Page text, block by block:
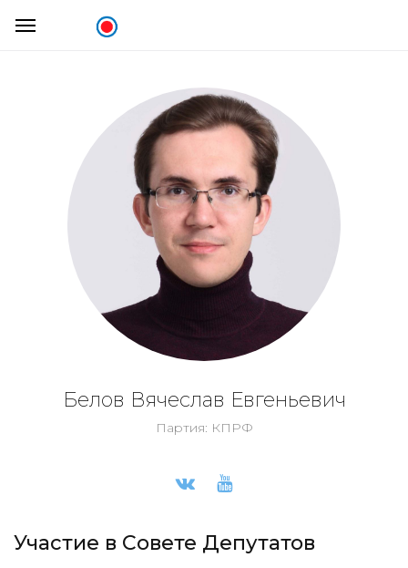
Белов Вячеслав Евгеньевич
Партия: КПРФ
Участие в Совете Депутатов